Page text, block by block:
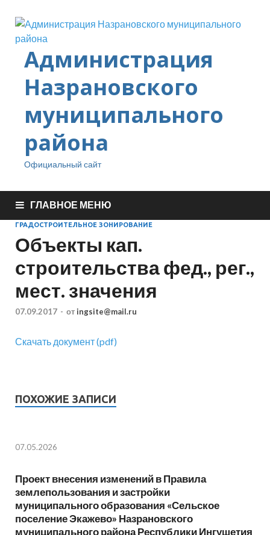
Администрация
Назрановского
муниципального
района
Официальный сайт
ГЛАВНОЕ МЕНЮ
ГРАДОСТРОИТЕЛЬНОЕ ЗОНИРОВАНИЕ
Объекты кап.
строительства фед., рег.,
мест. значения
07.09.2017 - от ingsite@mail.ru
Скачать документ (pdf)
ПОХОЖИЕ ЗАПИСИ
07.05.2026
Проект внесения изменений в Правила
землепользования и застройки
муниципального образования «Сельское
поселение Экажево» Назрановского
муниципального района Республики Ингушетия